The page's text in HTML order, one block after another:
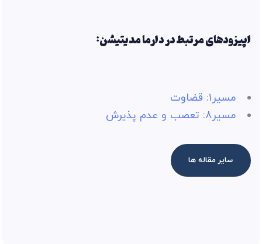
اپیزودهای مرتبط در دارما مدیتیشن:
مسیر۱: قضاوت
مسیر۸: تعصب و عدم پذیرش
سایر مقاله ها